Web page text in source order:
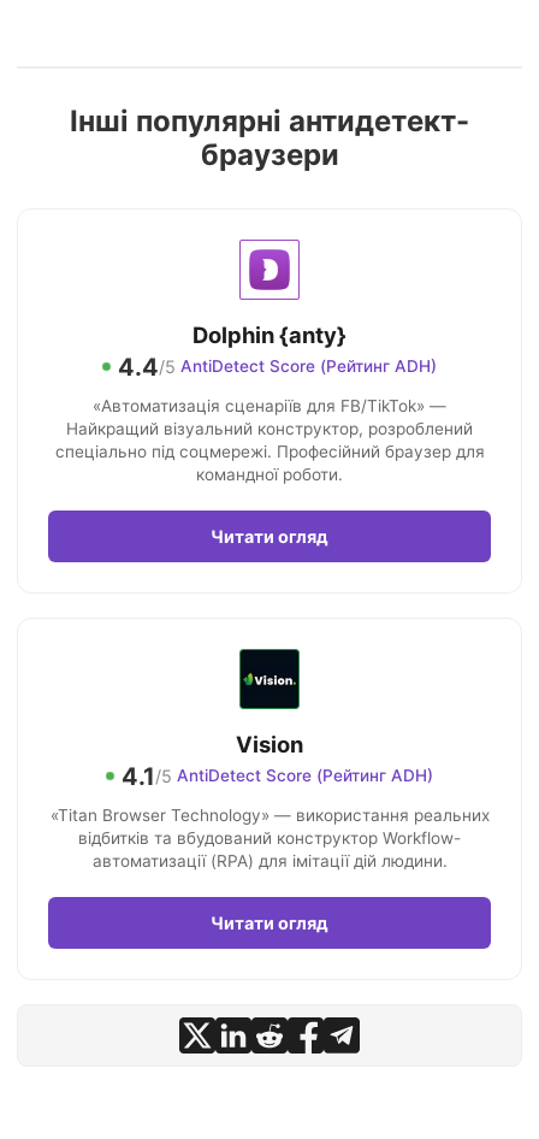
Інші популярні антидетект-
браузери
Dolphin {anty}
4.4/5 AntiDetect Score (Рейтинг ADH)
«Автоматизація сценаріїв для FB/TikTok» —
Найкращий візуальний конструктор, розроблений
спеціально під соцмережі. Професійний браузер для
командної роботи.
Читати огляд
Vision
4.1/5 AntiDetect Score (Рейтинг ADH)
«Titan Browser Technology» — використання реальних
відбитків та вбудований конструктор Workflow-
автоматизації (RPA) для імітації дій людини.
Читати огляд